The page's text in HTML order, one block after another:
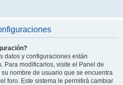
datos y configuraciones están
Para modificarlos, visite el Panel de
nombre de usuario que se encuentra
foro. Este sistema le permitirá cambiar